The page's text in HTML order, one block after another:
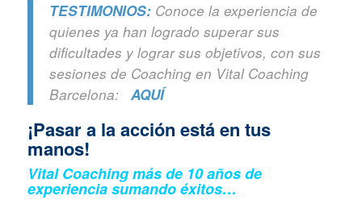
TESTIMONIOS:Conoce la experiencia de
quienes ya han logrado superar sus
dificultades y lograr sus objetivos, con sus
sesiones de Coaching en Vital Coaching
Barcelona:
AQUÍ
¡Pasar a la acción está en tus
manos!
Vital Coaching más de 10 años de
experiencia sumando éxitos…